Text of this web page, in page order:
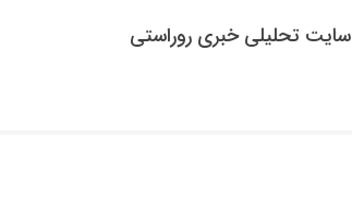
سایت تحلیلی خبری روراستی